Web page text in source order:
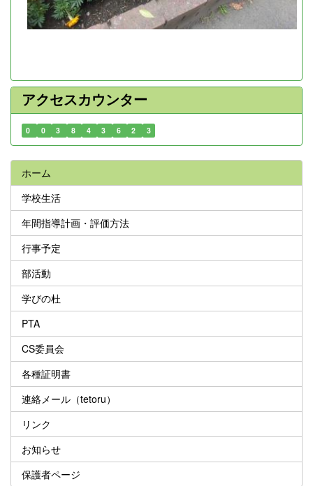
アクセスカウンター
0 0 3 8 4 3 6 2 3
ホーム
学校生活
年間指導計画・評価方法
行事予定
部活動
学びの杜
PTA
CS委員会
各種証明書
連絡メール（tetoru）
リンク
お知らせ
保護者ページ